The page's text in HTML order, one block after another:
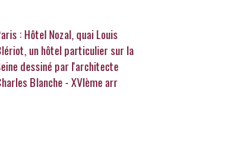
: Hôtel Nozal, quai Louis
un hôtel particulier sur la
dessiné par l'architecte
Blanche - XVIème arr